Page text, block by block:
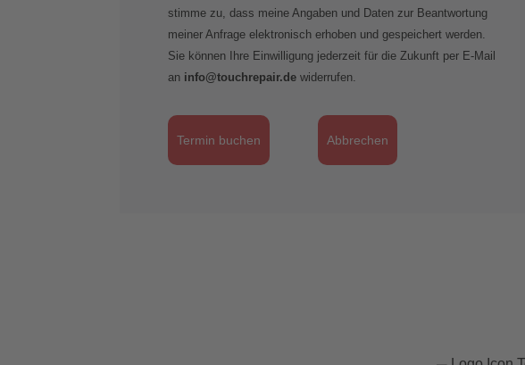
stimme zu, dass meine Angaben und Daten zur Beantwortung
meiner Anfrage elektronisch erhoben und gespeichert werden.
Sie können Ihre Einwilligung jederzeit für die Zukunft per E-Mail
an info@touchrepair.de widerrufen.
Termin buchen Abbrechen